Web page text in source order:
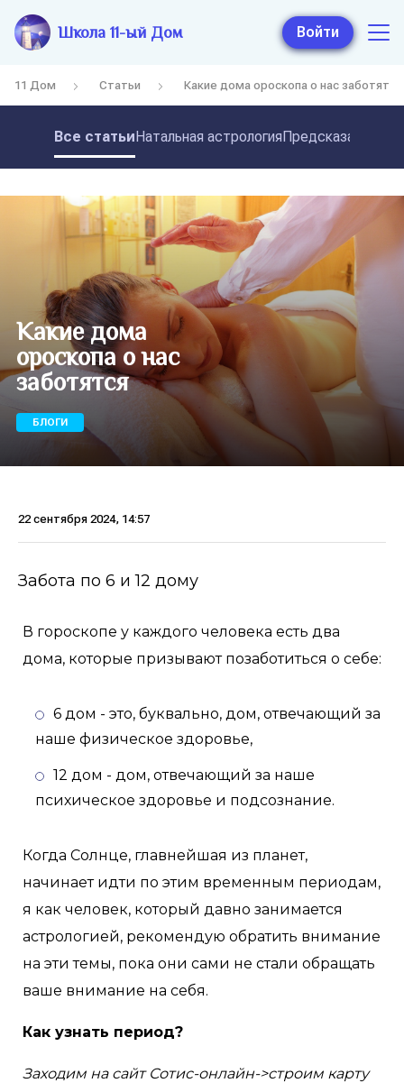
Школа 11-ый Дом Войти
11 Дом Статьи Какие дома ороскопа о нас заботятся
Все статьиНатальная астрология
Какие дома
ороскопа о нас
заботятся
БЛОГИ
22 сентября 2024, 14:57
Забота по 6 и 12 дому
В гороскопе у каждого человека есть два
дома, которые призывают позаботиться о себе:
6 дом - это, буквально, дом, отвечающий за
наше физическое здоровье,
12 дом - дом, отвечающий за наше
психическое здоровье и подсознание.
Когда Солнце, главнейшая из планет,
начинает идти по этим временным периодам,
я как человек, который давно занимается
астрологией, рекомендую обратить внимание
на эти темы, пока они сами не стали обращать
ваше внимание на себя.
Как узнать период?
Заходим на сайт Сотис-онлайн->строим карту